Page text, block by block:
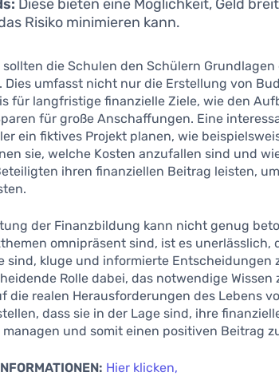
Diese bieten eine Möglichkeit, Geld
Risiko minimieren kann.
die Schulen den Schülern Grundlagen
Dies umfasst nicht nur die Erstellung von
für langfristige finanzielle Ziele, wie den
für große Anschaffungen. Eine
ein fiktives Projekt planen, wie
sie, welche Kosten anzufallen sind und
ihren finanziellen Beitrag leisten,
der Finanzbildung kann nicht genug
omnipräsent sind, ist es unerlässlich,
sind, kluge und informierte Entscheidungen
Rolle dabei, das notwendige
die realen Herausforderungen des Lebens
dass sie in der Lage sind, ihre
und somit einen positiven Beitrag
Hier klicken,